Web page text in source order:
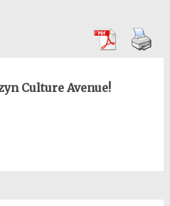
Culture Avenue!